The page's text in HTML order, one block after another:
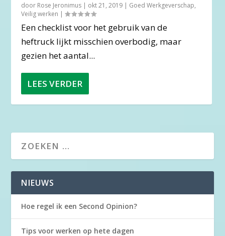
door Rose Jeronimus | okt 21, 2019 | Goed Werkgeverschap,
Veilig werken |
Een checklist voor het gebruik van de
heftruck lijkt misschien overbodig, maar
gezien het aantal...
LEES VERDER
NIEUWS
Hoe regel ik een Second Opinion?
Tips voor werken op hete dagen